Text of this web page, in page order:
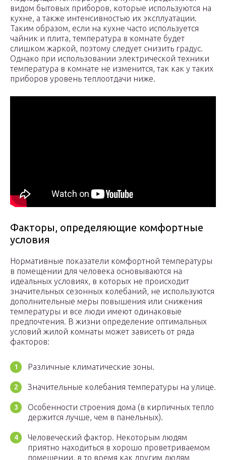
видом бытовых приборов, которые используются на
кухне, а также интенсивностью их эксплуатации.
Таким образом, если на кухне часто используется
чайник и плита, температура в комнате будет
слишком жаркой, поэтому следует снизить градус.
Однако при использовании электрической техники
температура в комнате не изменится, так как у таких
приборов уровень теплоотдачи ниже.
Факторы, определяющие комфортные
условия
Нормативные показатели комфортной температуры
в помещении для человека основываются на
идеальных условиях, в которых не происходит
значительных сезонных колебаний, не используются
дополнительные меры повышения или снижения
температуры и все люди имеют одинаковые
предпочтения. В жизни определение оптимальных
условий жилой комнаты может зависеть от ряда
факторов:
Различные климатические зоны.
Значительные колебания температуры на улице.
Особенности строения дома (в кирпичных тепло
держится лучше, чем в панельных).
Человеческий фактор. Некоторым людям
приятно находиться в хорошо проветриваемом
помещении, в то время как другим людям